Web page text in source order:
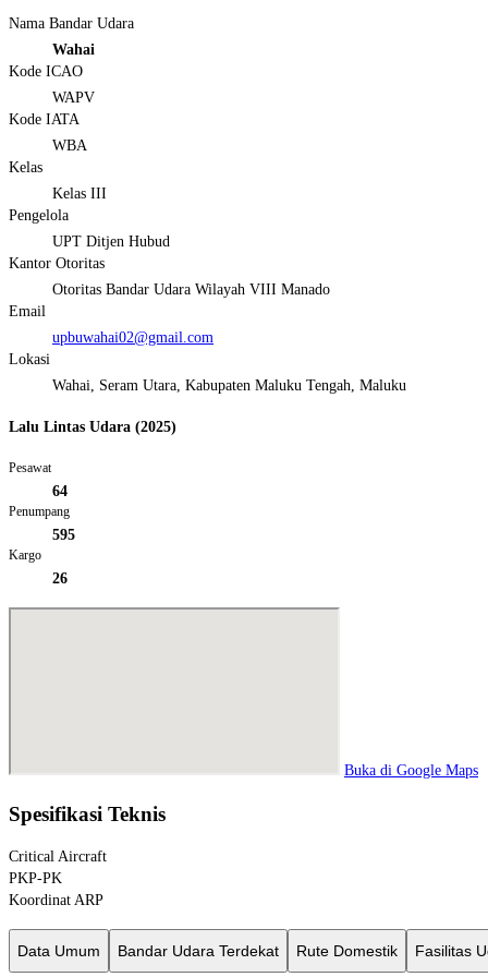
Nama Bandar Udara
Wahai
Kode ICAO
WAPV
Kode IATA
WBA
Kelas
Kelas III
Pengelola
UPT Ditjen Hubud
Kantor Otoritas
Otoritas Bandar Udara Wilayah VIII Manado
Email
upbuwahai02@gmail.com
Lokasi
Wahai, Seram Utara, Kabupaten Maluku Tengah, Maluku
Lalu Lintas Udara (2025)
Pesawat
64
Penumpang
595
Kargo
26
Buka di Google Maps
Spesifikasi Teknis
Critical Aircraft
PKP-PK
Koordinat ARP
Data Umum Bandar Udara Terdekat Rute Domestik Fasilitas